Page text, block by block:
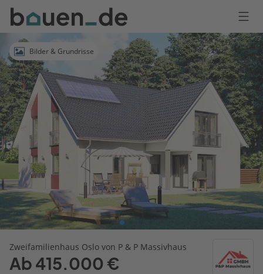
Bauen
Logo
Anmelden
Bilder & Grundrisse
Zweifamilienhaus Oslo von P & P Massivhaus
Ab 415.000 €